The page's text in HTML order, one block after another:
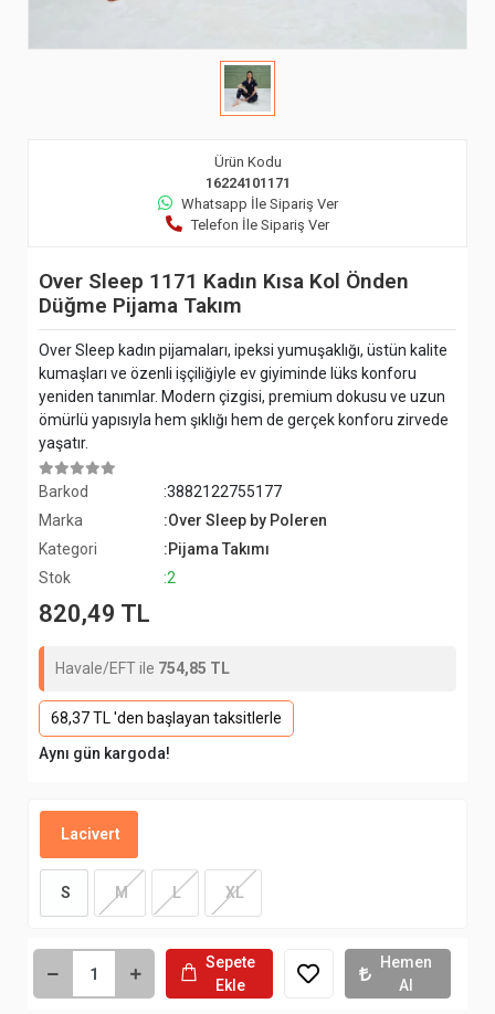
Ürün Kodu
16224101171
Whatsapp İle Sipariş Ver
Telefon İle Sipariş Ver
Over Sleep 1171 Kadın Kısa Kol Önden
Düğme Pijama Takım
Over Sleep kadın pijamaları, ipeksi yumuşaklığı, üstün kalite
kumaşları ve özenli işçiliğiyle ev giyiminde lüks konforu
yeniden tanımlar. Modern çizgisi, premium dokusu ve uzun
ömürlü yapısıyla hem şıklığı hem de gerçek konforu zirvede
yaşatır.
Barkod
:3882122755177
Marka
:Over Sleep by Poleren
Kategori
:Pijama Takımı
Stok
:2
820,49 TL
Havale/EFT ile 754,85 TL
68,37 TL 'den başlayan taksitlerle
Aynı gün kargoda!
Lacivert
S M L XL
Sepete
Ekle
Hemen
Al